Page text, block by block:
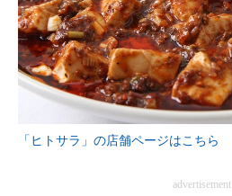
AI活用のいまが分かる
企業ITのトレンドを詳説
経営リーダーのコミュニティ
マーケ×ITの今がよく分かる
「ヒトサラ」の店舗ページはこちら
advertisement